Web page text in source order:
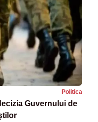
Politica
Guvernului de